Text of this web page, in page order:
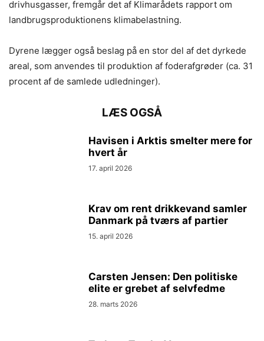
drivhusgasser, fremgår det af Klimarådets rapport om
landbrugsproduktionens klimabelastning.
Dyrene lægger også beslag på en stor del af det dyrkede
areal, som anvendes til produktion af foderafgrøder (ca. 31
procent af de samlede udledninger).
LÆS OGSÅ
Havisen i Arktis smelter mere for
hvert år
17. april 2026
Krav om rent drikkevand samler
Danmark på tværs af partier
15. april 2026
Carsten Jensen: Den politiske
elite er grebet af selvfedme
28. marts 2026